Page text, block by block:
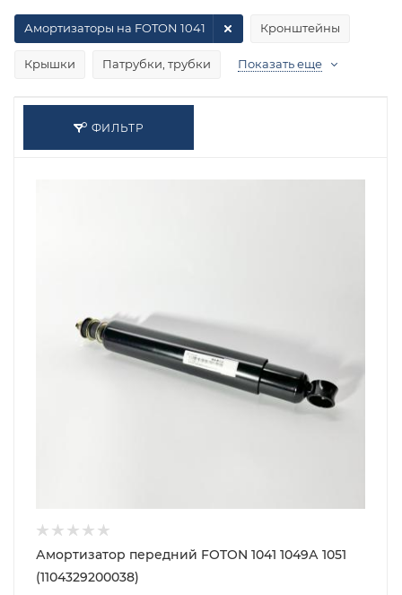
Кронштейны
Крышки Патрубки, трубки
Амортизаторы на FOTON 1041
Показать еще
ФИЛЬТР
Амортизатор передний FOTON 1041 1049А 1051
(1104329200038)